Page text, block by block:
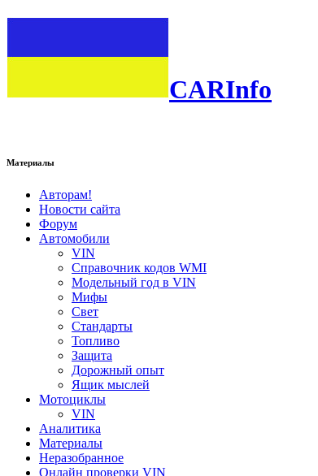
CARInfo
Материалы
Авторам!
Новости сайта
Форум
Автомобили
VIN
Справочник кодов WMI
Модельный год в VIN
Мифы
Свет
Стандарты
Топливо
Защита
Дорожный опыт
Ящик мыслей
Мотоциклы
VIN
Аналитика
Материалы
Неразобранное
Онлайн проверки VIN